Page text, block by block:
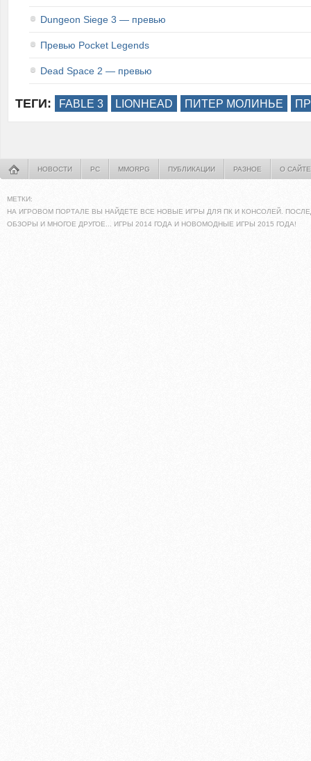
Dungeon Siege 3 — превью
Превью Pocket Legends
Dead Space 2 — превью
ТЕГИ: FABLE 3 LIONHEAD ПИТЕР МОЛИНЬЕ
НОВОСТИ PC MMORPG ПУБЛИКАЦИИ РАЗНОЕ О САЙТЕ
МЕТКИ:
НА ИГРОВОМ ПОРТАЛЕ ВЫ НАЙДЕТЕ ВСЕ НОВЫЕ ИГРЫ ДЛЯ ПК И КОНСОЛЕЙ.
ОБЗОРЫ И МНОГОЕ ДРУГОЕ... ИГРЫ 2014 ГОДА И НОВОМОДНЫЕ ИГРЫ 2015 ГОДА!